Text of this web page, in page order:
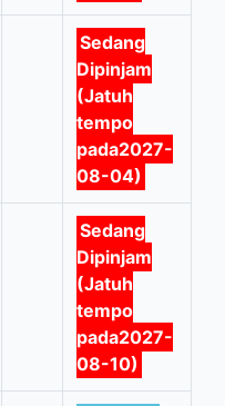
Sedang
Dipinjam
(Jatuh
tempo
pada2027-
08-04)
Sedang
Dipinjam
(Jatuh
tempo
pada2027-
08-10)